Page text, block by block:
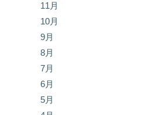
11月
10月
9月
8月
7月
6月
5月